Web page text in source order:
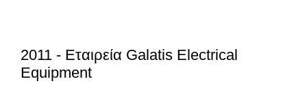
2011 - Εταιρεία Galatis Electrical
Equipment